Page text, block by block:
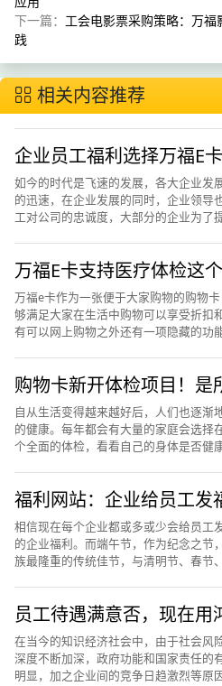
下一篇： 工会电影票采购策略：万福
践
相关内容推荐
企业员工福利选择万福E
卡
如今的时代是飞速的发展，各大企业发
的迅速，在企业发展的同时，企业领导
工对公司的忠诚度，大部分的企业为了
忠诚度。发放食物刚开...
万福E卡支持医疗体检这
功能你发现了吗？
万福e卡作为一张便于大家购物的购物
够满足大家在生活中购物可以享受折扣
有可以网上购物之外还有一项隐藏的功
易出现问题。当然一些...
购物卡新开体检项目！是
检者的福利
自从生活变得越来越好后，人们也逐渐
的健康。每年都会有大量的家庭会选择
个全面的体检，看看自己的身体是否健
导致经常浪费时间。一...
福利网站：企业给员工发
么最合适
相信现在每个企业都或多或少会给员工
的企业福利。而端午节，作为纪念之节
族最隆重的传统佳节，与清明节、春节
员工的端午节福利上多...
员工待遇满意否，现在用
卡购物卡作为福利还有激
吗
在当今的知识经济社会中，由于社会风
深度不断加深，政府功能和国家责任的
明显，加之企业间的竞争日趋激烈等原